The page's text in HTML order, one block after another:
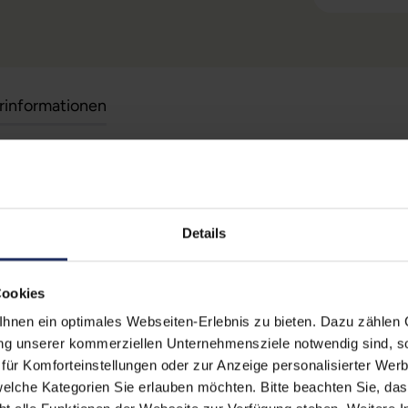
Details
ein optimales Webseiten-Erlebnis zu bieten. Dazu zählen
unserer kommerziellen Unternehmensziele notwendig sind,
Komforteinstellungen oder zur Anzeige personalisierter
Kategorien Sie erlauben möchten. Bitte beachten Sie,
Aufkleber befindet sich
auf
liegt im Normalfall
übernehmen.
Displaygröße:
Displayauflösung:
Displayart: